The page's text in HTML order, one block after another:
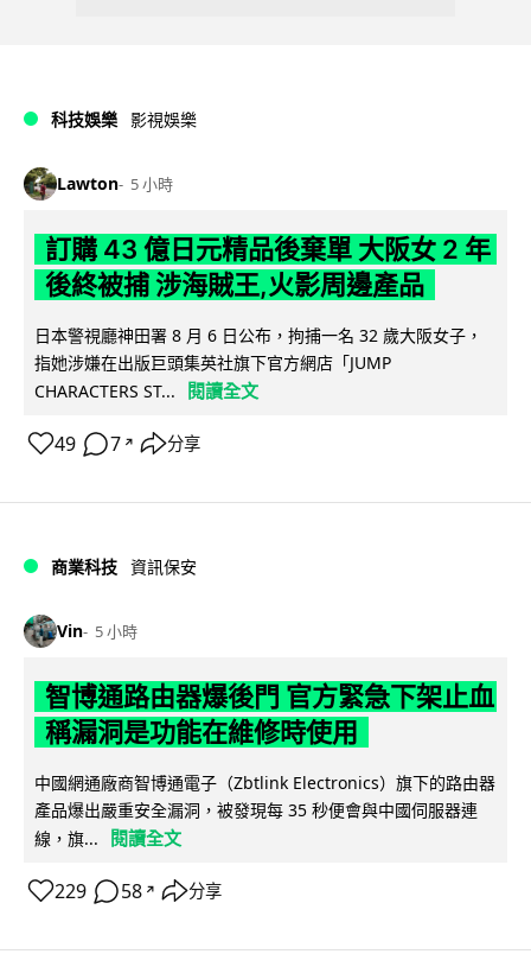
科技娛樂 影視娛樂
Lawton 5 小時
訂購 43 億日元精品後棄單 大阪女 2 年
後終被捕 涉海賊王,火影周邊產品
日本警視廳神田署 8 月 6 日公布，拘捕一名 32 歲大阪女子，
指她涉嫌在出版巨頭集英社旗下官方網店「JUMP
CHARACTERS ST...
閱讀全文
49 7 ↗ 分享
商業科技 資訊保安
Vin 5 小時
智博通路由器爆後門 官方緊急下架止血
稱漏洞是功能在維修時使用
中國網通廠商智博通電子（Zbtlink Electronics）旗下的路由器
產品爆出嚴重安全漏洞，被發現每 35 秒便會與中國伺服器連
線，旗...
閱讀全文
229 58 ↗ 分享